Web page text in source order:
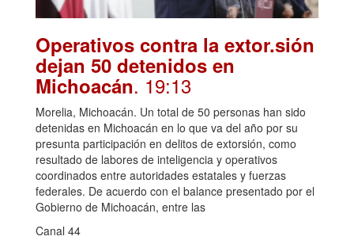
Operativos contra la extor.sión
dejan 50 detenidos en
Michoacán. 19:13
Morelia, Michoacán. Un total de 50 personas han sido
detenidas en Michoacán en lo que va del año por su
presunta participación en delitos de extorsión, como
resultado de labores de inteligencia y operativos
coordinados entre autoridades estatales y fuerzas
federales. De acuerdo con el balance presentado por el
Gobierno de Michoacán, entre las
Canal 44